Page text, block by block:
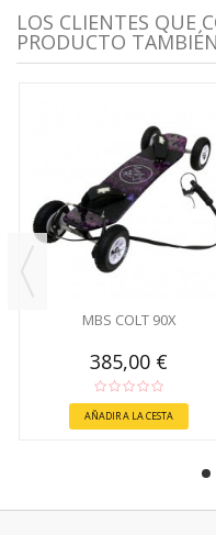
LOS CLIENTES QUE
PRODUCTO
MBS COLT 90X
385,00 €
AÑADIR A LA CESTA